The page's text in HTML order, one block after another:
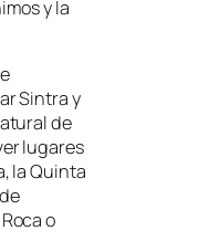
y la
Sintra y
de
lugares
la Quinta
o